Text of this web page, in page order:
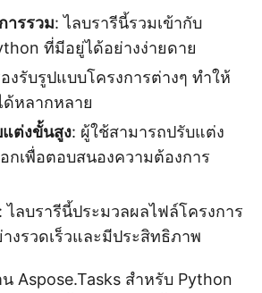
ารรวม: ไลบรารีนี้รวมเข้ากับ
ที่มีอยู่ได้อย่างง่ายดาย
งรับรูปแบบโครงการต่างๆ ทำให้
ด้หลากหลาย
แต่งขั้นสูง: ผู้ใช้สามารถปรับแต่ง
กเพื่อตอบสนองความต้องการ
: ไลบรารีนี้ประมวลผลไฟล์โครงการ
งรวดเร็วและมีประสิทธิภาพ
Aspose.Tasks สำหรับ Python